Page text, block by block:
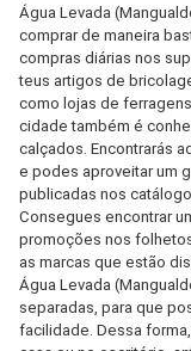
Água Levada
comprar de maneira
compras diárias nos
teus artigos de
como lojas de
cidade também é
calçados. Encontrarás
e podes aproveitar um
publicadas nos
Consegues encontrar
promoções nos
as marcas que estão
Água Levada
separadas, para que
facilidade. Dessa